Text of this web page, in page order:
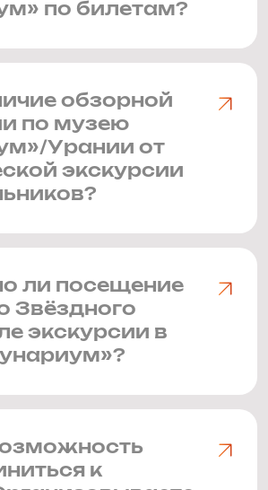
по билетам?
обзорной
по музею
Урании от
экскурсии
ли посещение
Звёздного
экскурсии в
к